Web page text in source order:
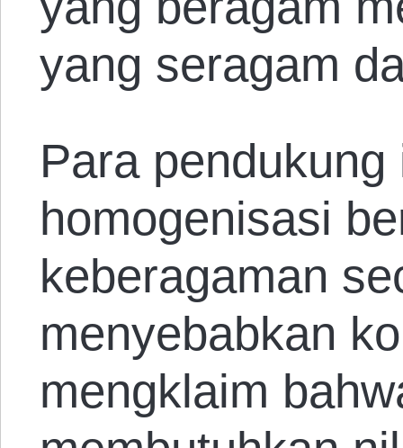
yang seragam
Para pendukung
homogenisasi
keberagaman
menyebabkan
mengklaim